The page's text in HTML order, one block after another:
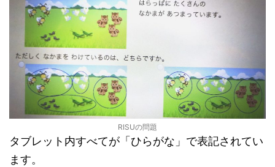
RISUの問題
タブレット内すべてが「ひらがな」で表記されてい
ます。